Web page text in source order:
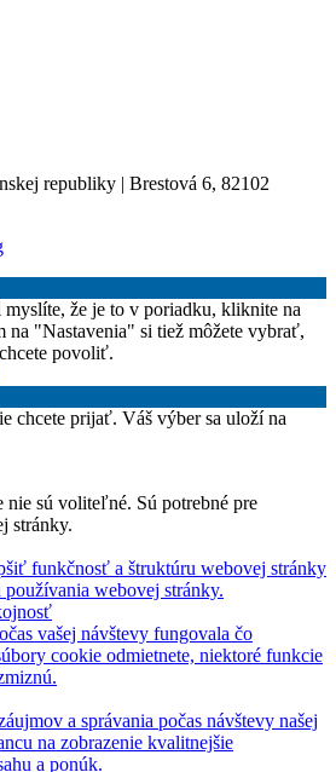
republiky | Brestová 6, 82102
že je to v poriadku, kliknite na
"Nastavenia" si tiež môžete vybrať,
povoliť.
chcete prijať. Váš výber sa uloží na
nie sú voliteľné. Sú potrebné pre
stránky.
funkčnosť a štruktúru webovej stránky
používania webovej stránky.
vašej návštevy fungovala čo
cookie odmietnete, niektoré funkcie
a správania počas návštevy našej
na zobrazenie kvalitnejšie
a ponúk.